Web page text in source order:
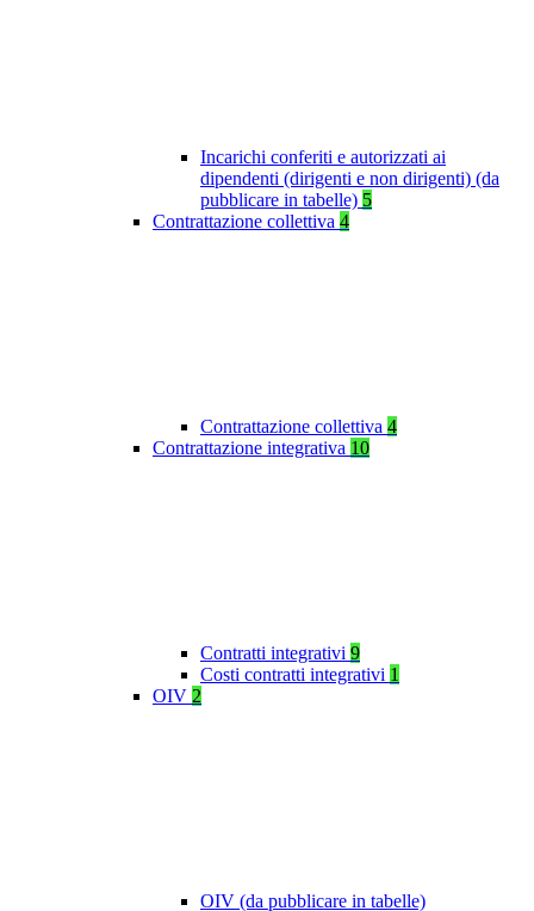
Incarichi conferiti e autorizzati ai
dipendenti (dirigenti e non dirigenti) (da
pubblicare in tabelle) 5
Contrattazione collettiva 4
Contrattazione collettiva 4
Contrattazione integrativa 10
Contratti integrativi 9
Costi contratti integrativi 1
OIV 2
OIV (da pubblicare in tabelle)